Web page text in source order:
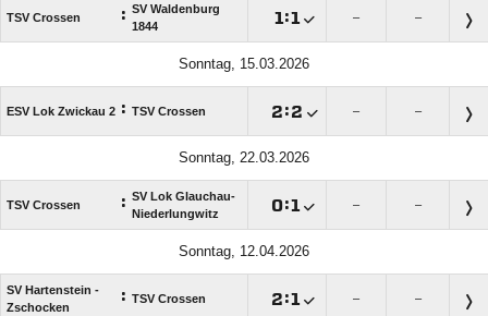
TSV Crossen : SV Waldenburg
1844
: – –
Sonntag, 15.03.2026
ESV Lok Zwickau 2 : TSV Crossen : – –
Sonntag, 22.03.2026
TSV Crossen : SV Lok Glauchau-
Niederlungwitz
: – –
Sonntag, 12.04.2026
SV Hartenstein -
Zschocken
: TSV Crossen : – –